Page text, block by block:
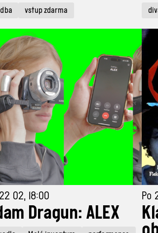
vstup zdarma
02, 18:00
Dragun: ALEX
Po